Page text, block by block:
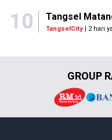
10 Tangsel
TangselCity | 2 hari
GROUP